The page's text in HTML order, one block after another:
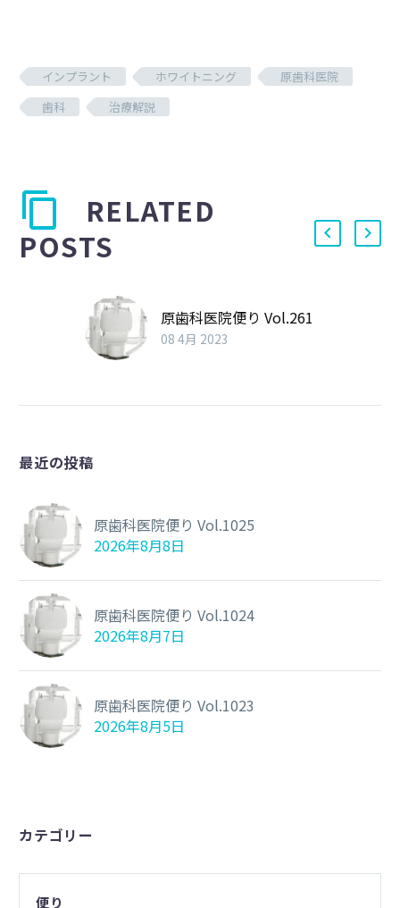
インプラント ホワイトニング
原歯科医院
歯科
治療解説
RELATED
POSTS
原歯科医院便り Vol.261
08 4月 2023
最近の投稿
原歯科医院便り Vol.1025
2026年8月8日
原歯科医院便り Vol.1024
2026年8月7日
原歯科医院便り Vol.1023
2026年8月5日
カテゴリー
便り